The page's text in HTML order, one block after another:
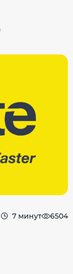
7 минут 6504